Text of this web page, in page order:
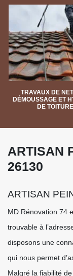
TRAVAUX DE
DÉMOUSSAGE ET
DE
ARTISAN
26130
ARTISAN
MD Rénovation 74
trouvable à
disposons une
qui nous permet
Malgré la fiabilité